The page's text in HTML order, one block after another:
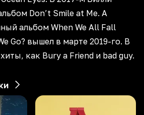
Don’t Smile at Me. А
альбом When We All Fall
Go? вышел в марте 2019-го. В
как Bury a Friend и bad guy.